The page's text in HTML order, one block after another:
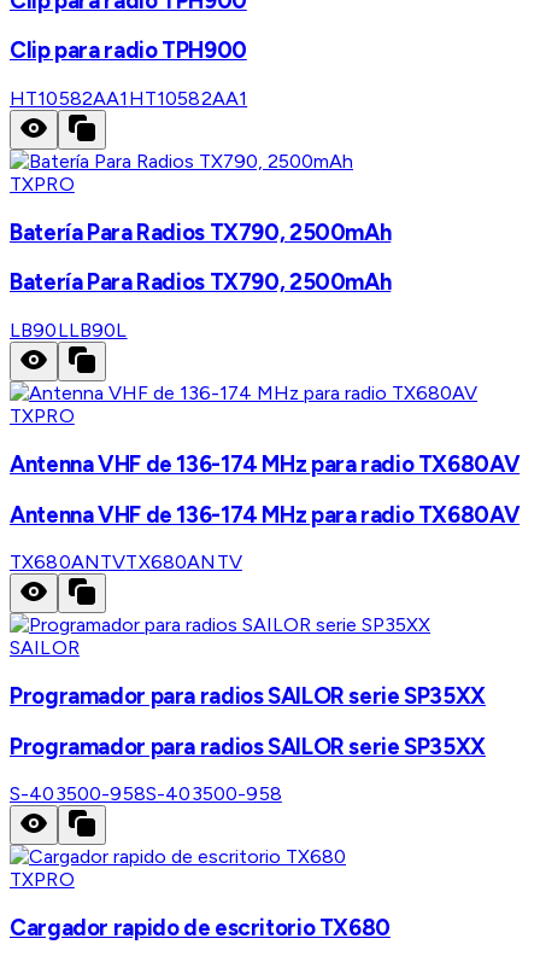
Clip para radio TPH900
HT10582AA1 HT10582AA1
TXPRO
Batería Para Radios TX790, 2500mAh
Batería Para Radios TX790, 2500mAh
LB90LLB90L
TXPRO
Antenna VHF de 136-174 MHz para radio TX680AV
Antenna VHF de 136-174 MHz para radio TX680AV
TX680ANTVTX680ANTV
SAILOR
Programador para radios SAILOR serie SP35XX
Programador para radios SAILOR serie SP35XX
S-403500-958S-403500-958
TXPRO
Cargador rapido de escritorio TX680